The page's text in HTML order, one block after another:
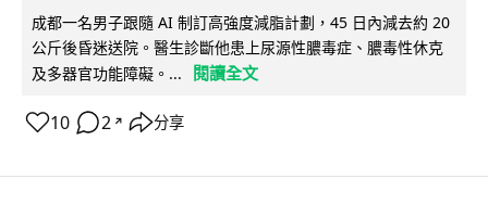
成都一名男子跟隨 AI 制訂高強度減脂計劃，45 日內減去約 20
公斤後昏迷送院。醫生診斷他患上尿源性膿毒症、膿毒性休克
及多器官功能障礙。...
閱讀全文
10 2 ↗ 分享